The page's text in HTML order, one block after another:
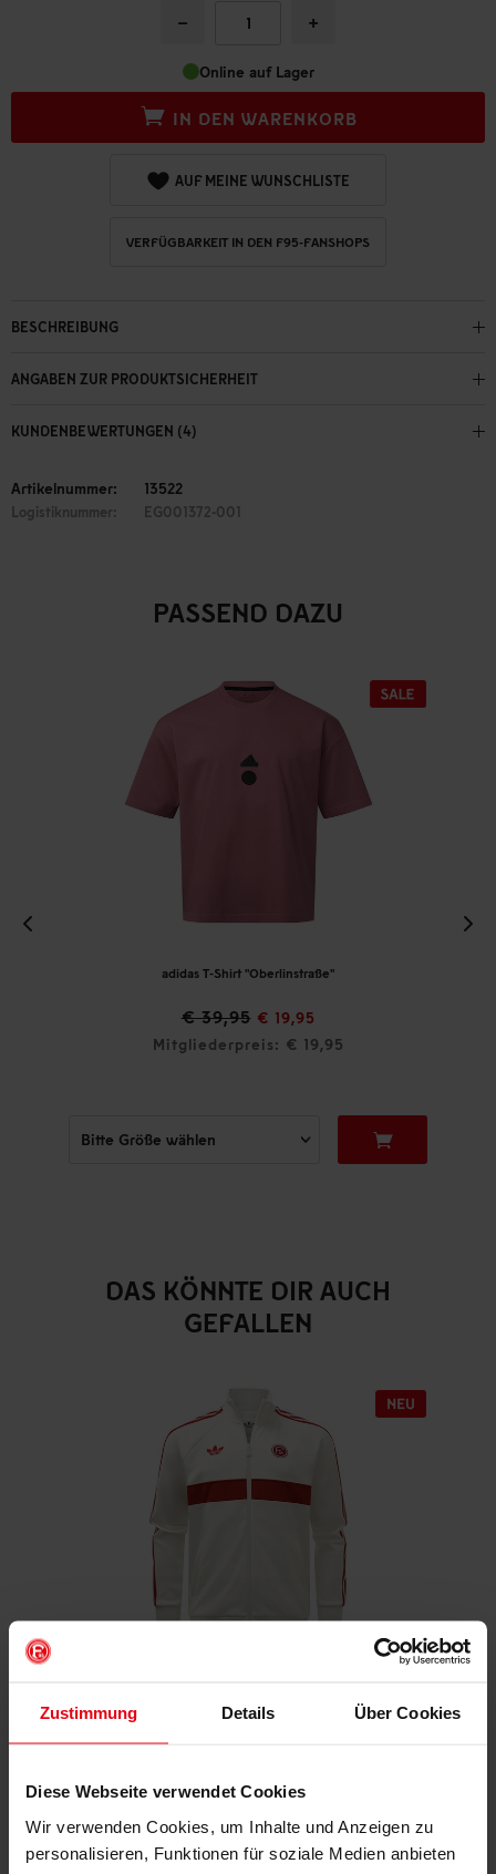
Zustimmung Details Über Cookies
Diese Webseite verwendet Cookies
Wir verwenden Cookies, um Inhalte und Anzeigen zu
personalisieren, Funktionen für soziale Medien anbieten
− +
Online auf Lager
IN DEN WARENKORB
AUF MEINE WUNSCHLISTE
VERFÜGBARKEIT IN DEN F95-FANSHOPS
BESCHREIBUNG
ANGABEN ZUR PRODUKTSICHERHEIT
KUNDENBEWERTUNGEN (4)
Artikelnummer: 13522
Logistiknummer: EG001372-001
PASSEND DAZU
adidas T-Shirt "Oberlinstraße"
€ 39,95 € 19,95
Mitgliederpreis: € 19,95
DAS KÖNNTE DIR AUCH
GEFALLEN